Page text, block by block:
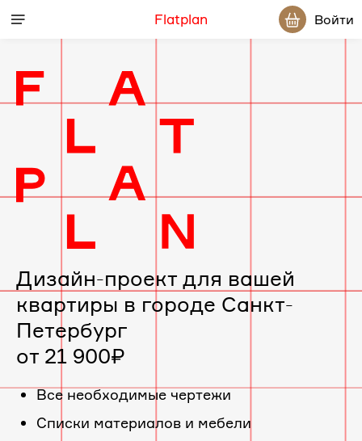
Flatplan Войти
Дизайн-проект для вашей
квартиры в городе Санкт-
Петербург
от 21 900₽
Все необходимые чертежи
Cписки материалов и мебели